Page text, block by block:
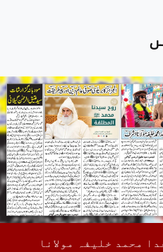
محمد خلیفہ مولانا